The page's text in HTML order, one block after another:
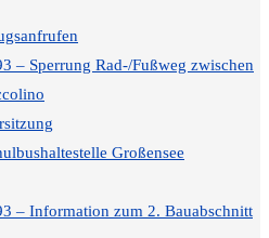
– Sperrung Rad-/Fußweg zwischen
Großensee
– Information zum 2. Bauabschnitt